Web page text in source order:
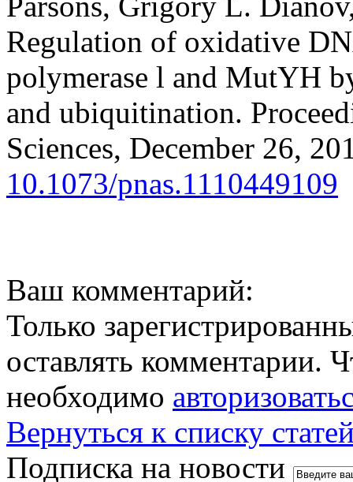
Regulation of oxidative
polymerase l and MutYH
and ubiquitination.
Sciences, December 26,
10.1073/pnas.1110449109
Ваш комментарий:
Только
оставлять комментарии.
необходимо
Вернуться к списку
Подписка на новости